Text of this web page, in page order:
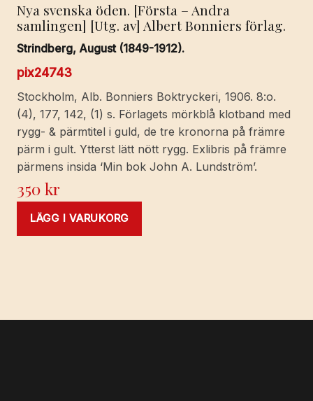
Nya svenska öden. [Första – Andra
samlingen] [Utg. av] Albert Bonniers förlag.
Strindberg, August (1849-1912).
pix24743
Stockholm, Alb. Bonniers Boktryckeri, 1906. 8:o.
(4), 177, 142, (1) s. Förlagets mörkblå klotband med
rygg- & pärmtitel i guld, de tre kronorna på främre
pärm i gult. Ytterst lätt nött rygg. Exlibris på främre
pärmens insida ‘Min bok John A. Lundström’.
350kr
LÄGG I VARUKORG